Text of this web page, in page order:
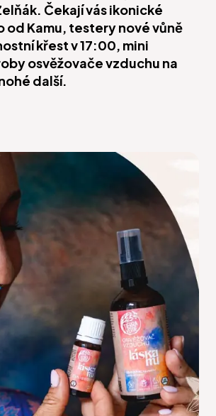
Čekají vás ikonické
od Kamu, testery nové vůně
křest v 17:00, mini
osvěžovače vzduchu na
další.